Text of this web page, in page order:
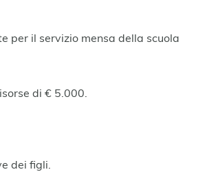
per il servizio mensa della scuola
di € 5.000.
dei figli.